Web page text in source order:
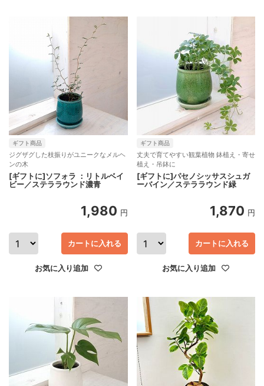
ギフト商品
ジグザグした枝振りがユニークなメルヘ
ンの木
[ギフトに]ソフォラ ：リトルベイ
ビー／ステララウンド濃青
1,980 円
お気に入り追加
カートに入れる
ギフト商品
丈夫で育てやすい観葉植物 鉢植え・寄せ
植え・吊鉢に
[ギフトに]パセノシッサスシュガ
ーバイン／ステララウンド緑
1,870 円
お気に入り追加
カートに入れる